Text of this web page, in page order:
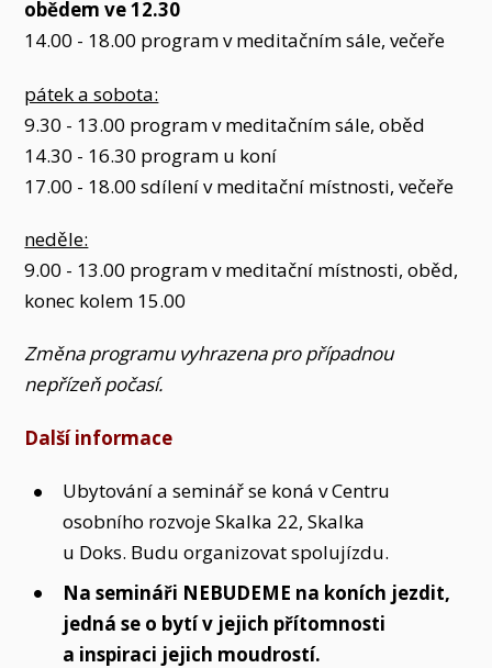
obědem ve 12.30
14.00 - 18.00 program v meditačním sále, večeře
pátek a sobota:
9.30 - 13.00 program v meditačním sále, oběd
14.30 - 16.30 program u koní
17.00 - 18.00 sdílení v meditační místnosti, večeře
neděle:
9.00 - 13.00 program v meditační místnosti, oběd,
konec kolem 15.00
Změna programu vyhrazena pro případnou
nepřízeň počasí.
Další informace
Ubytování a seminář se koná v Centru
osobního rozvoje Skalka 22, Skalka
u Doks. Budu organizovat spolujízdu.
Na semináři NEBUDEME na koních jezdit,
jedná se o bytí v jejich přítomnosti
a inspiraci jejich moudrostí.